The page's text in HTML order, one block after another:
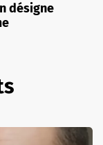
désigne